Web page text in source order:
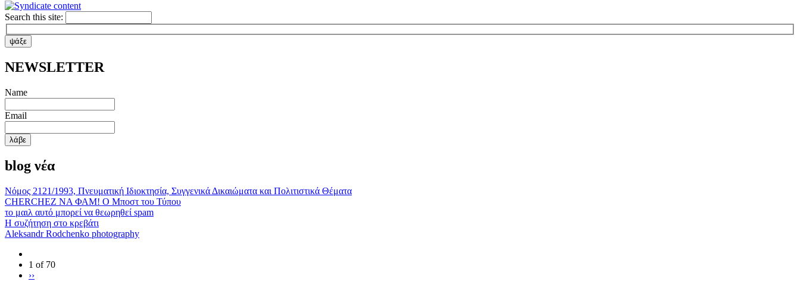
Search this site:
ΝΕWSLETTER
Name
Email
blog νέα
Νόμος 2121/1993, Πνευματική Ιδιοκτησία, Συγγενικά Δικαιώματα και Πολιτιστικά Θέματα
CHERCHEZ ΝΑ ΦΑΜ! Ο Μποστ του Τύπου
το μαιλ αυτό μπορεί να θεωρηθεί spam
Η συζήτηση στο κρεβάτι
Aleksandr Rodchenko photography
1 of 70
››